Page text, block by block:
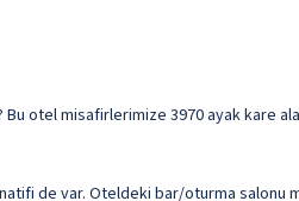
otel misafirlerimize 3970 ayak kare
de var. Oteldeki bar/oturma salonu